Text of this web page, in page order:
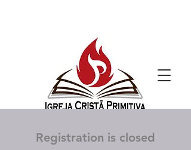
Registration is closed